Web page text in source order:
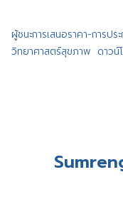
ผู้ชนะการเสนอราคา-การป
วิทยาศาสตร์สุขภาพ ดาวน์